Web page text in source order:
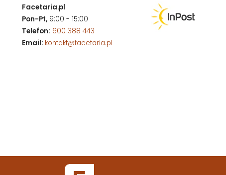
Facetaria.pl
Pon-Pt, 9:00 - 15:00
Telefon: 600 388 443
Email: kontakt@facetaria.pl